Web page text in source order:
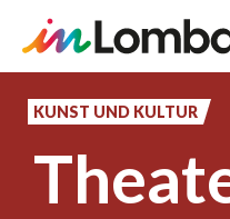
zumKUNST UND KULTUR